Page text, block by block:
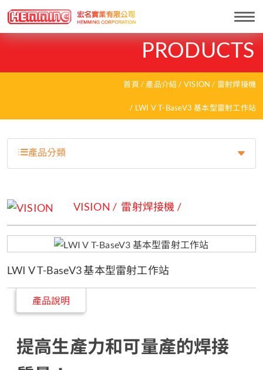
PRODUCTS
首頁 產品介紹 VISION 雷射焊接機
LWI V T-BaseV3 基本型雷射工作站
產品分類
VISION 雷射焊接機
LWI V T-BaseV3 基本型雷射工作站
產品說明
提高生產力和可量產的焊接